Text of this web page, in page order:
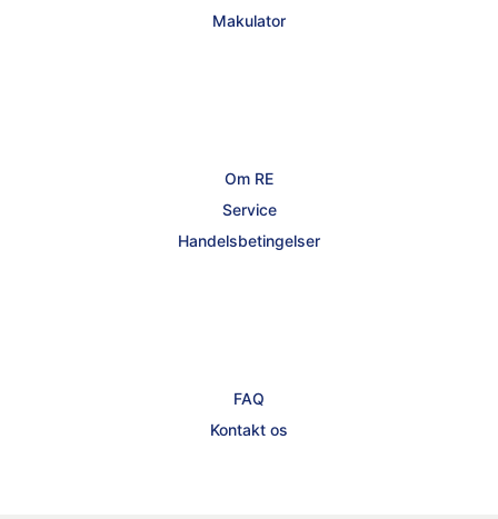
Makulator
Om RE
Service
Handelsbetingelser
FAQ
Kontakt os